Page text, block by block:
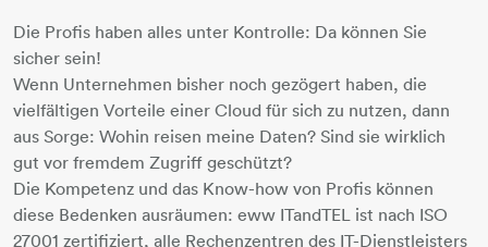
Die Profis haben alles unter Kontrolle: Da können Sie
sicher sein!
Wenn Unternehmen bisher noch gezögert haben, die
vielfältigen Vorteile einer Cloud für sich zu nutzen, dann
aus Sorge: Wohin reisen meine Daten? Sind sie wirklich
gut vor fremdem Zugriff geschützt?
Die Kompetenz und das Know-how von Profis können
diese Bedenken ausräumen: eww ITandTEL ist nach ISO
27001 zertifiziert, alle Rechenzentren des IT-Dienstleisters